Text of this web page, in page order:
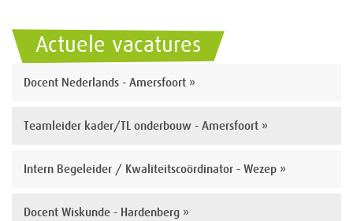
Actuele vacatures
Docent Nederlands - Amersfoort »
Teamleider kader/TL onderbouw - Amersfoort »
Intern Begeleider / Kwaliteitscoördinator - Wezep »
Docent Wiskunde - Hardenberg »